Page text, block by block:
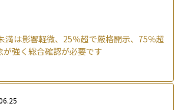
満は影響軽微、25％超で厳格開示、75％超
が強く総合確認が必要です